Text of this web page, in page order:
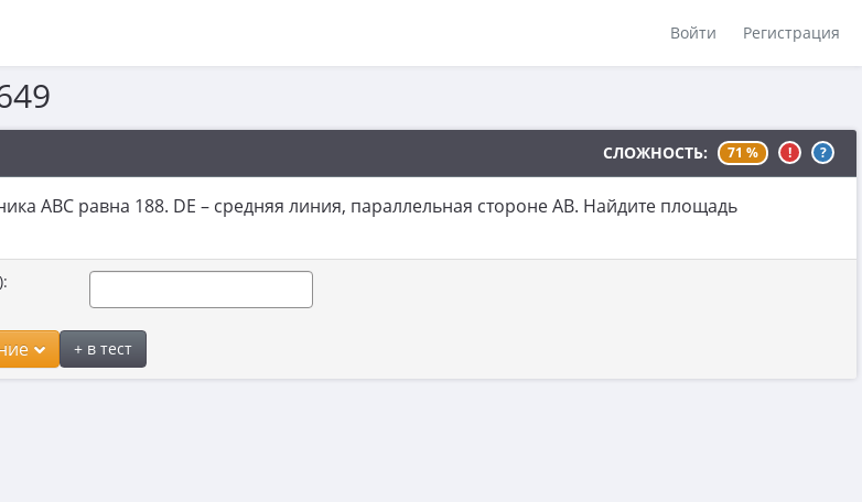
Войти Регистрация
СЛОЖНОСТЬ: 71 % ! ?
ABC равна 188. DE – средняя линия, параллельная стороне AB. Найдите площадь
+ в тест